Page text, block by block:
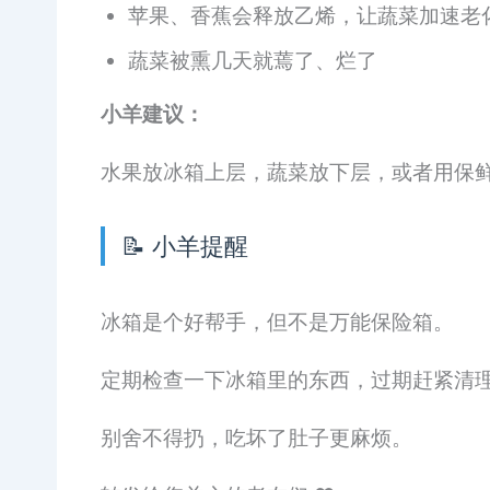
苹果、香蕉会释放乙烯，让蔬菜加速老
蔬菜被熏几天就蔫了、烂了
小羊建议：
水果放冰箱上层，蔬菜放下层，或者用保
📝 小羊提醒
冰箱是个好帮手，但不是万能保险箱。
定期检查一下冰箱里的东西，过期赶紧清理
别舍不得扔，吃坏了肚子更麻烦。